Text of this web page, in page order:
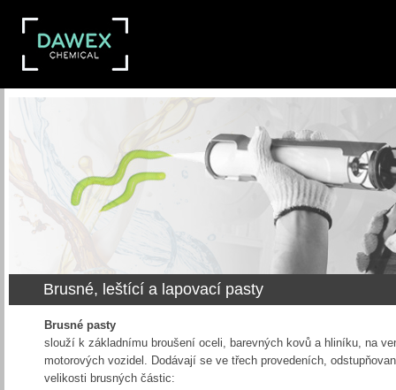
Brusné, leštící a lapovací pasty
Brusné pasty
slouží k základnímu broušení oceli, barevných kovů a hliníku, na
motorových vozidel. Dodávají se ve třech provedeních,
velikosti brusných částic: